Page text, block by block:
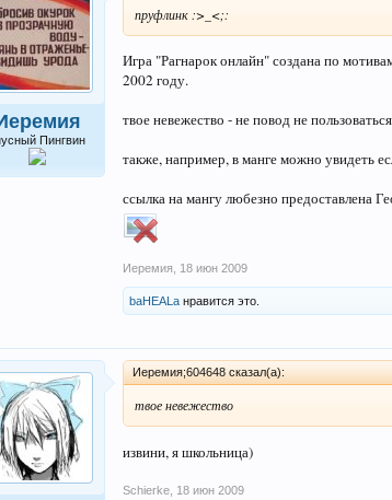
Пингвин
пруфлинк :>_<;:
Игра "Рагнарок онлайн" создана по
2002 году.
твое невежество - не повод не
также, например, в манге можно увидеть
ссылка на мангу любезно предоставлена
Иеремия 18 июн 2009
baHEALa нравится это.
Иеремия;604648 сказал(а):
твое невежество
извини, я школьница)
Schierke 18 июн 2009